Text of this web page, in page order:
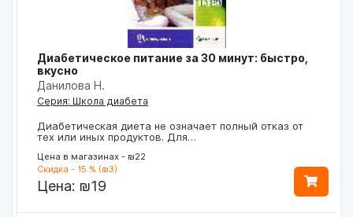
Диабетическое питание за 30 минут: быстро,
вкусно
Данилова Н.
Серия: Школа диабета
Диабетическая диета не означает полный отказ от
тех или иных продуктов. Для…
Цена в магазинах - ₪22
Скидка - 15 % (₪3)
Цена: ₪19